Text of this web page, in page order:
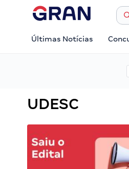
Últimas Notícias
UDESC